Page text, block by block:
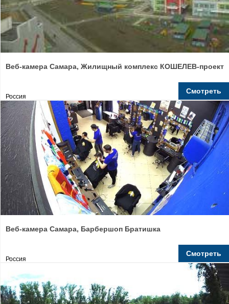
Веб-камера Самара, Жилищный комплекс КОШЕЛЕВ-проект
Россия
Смотреть
Веб-камера Самара, Барбершоп Братишка
Россия
Смотреть